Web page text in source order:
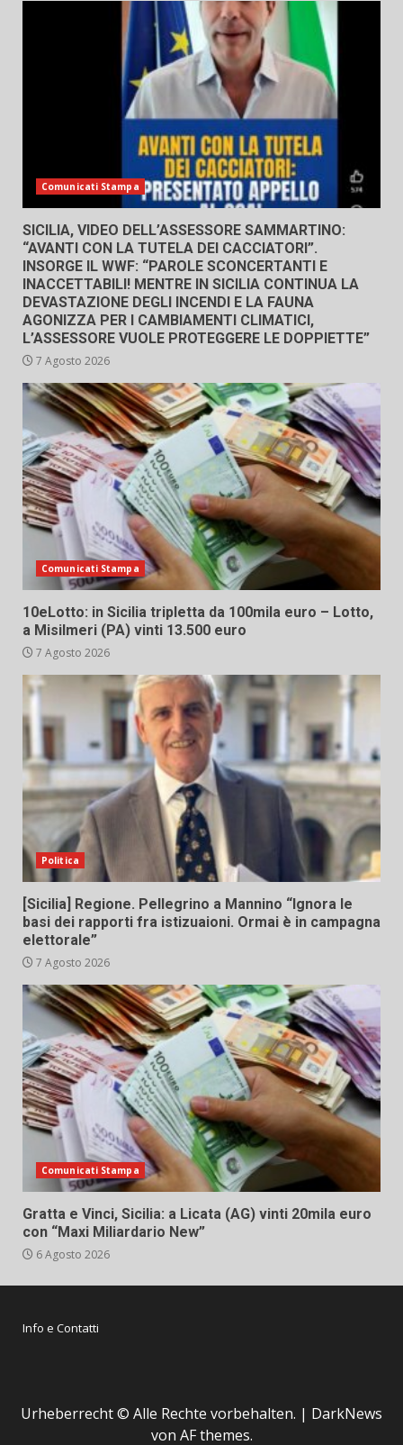
Comunicati Stampa
SICILIA, VIDEO DELL’ASSESSORE SAMMARTINO:
“AVANTI CON LA TUTELA DEI CACCIATORI”.
INSORGE IL WWF: “PAROLE SCONCERTANTI E
INACCETTABILI! MENTRE IN SICILIA CONTINUA LA
DEVASTAZIONE DEGLI INCENDI E LA FAUNA
AGONIZZA PER I CAMBIAMENTI CLIMATICI,
L’ASSESSORE VUOLE PROTEGGERE LE DOPPIETTE”
7 Agosto 2026
Comunicati Stampa
10eLotto: in Sicilia tripletta da 100mila euro – Lotto,
a Misilmeri (PA) vinti 13.500 euro
7 Agosto 2026
Politica
[Sicilia] Regione. Pellegrino a Mannino “Ignora le
basi dei rapporti fra istizuaioni. Ormai è in campagna
elettorale”
7 Agosto 2026
Comunicati Stampa
Gratta e Vinci, Sicilia: a Licata (AG) vinti 20mila euro
con “Maxi Miliardario New”
6 Agosto 2026
Info e Contatti
Urheberrecht © Alle Rechte vorbehalten. | DarkNews
von AF themes.